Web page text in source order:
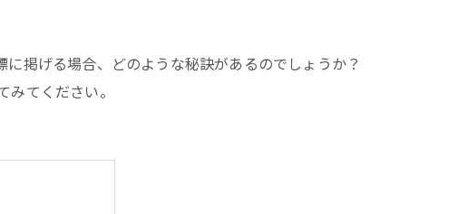
掲げる場合、どのような秘訣があるのでしょうか？
てください。